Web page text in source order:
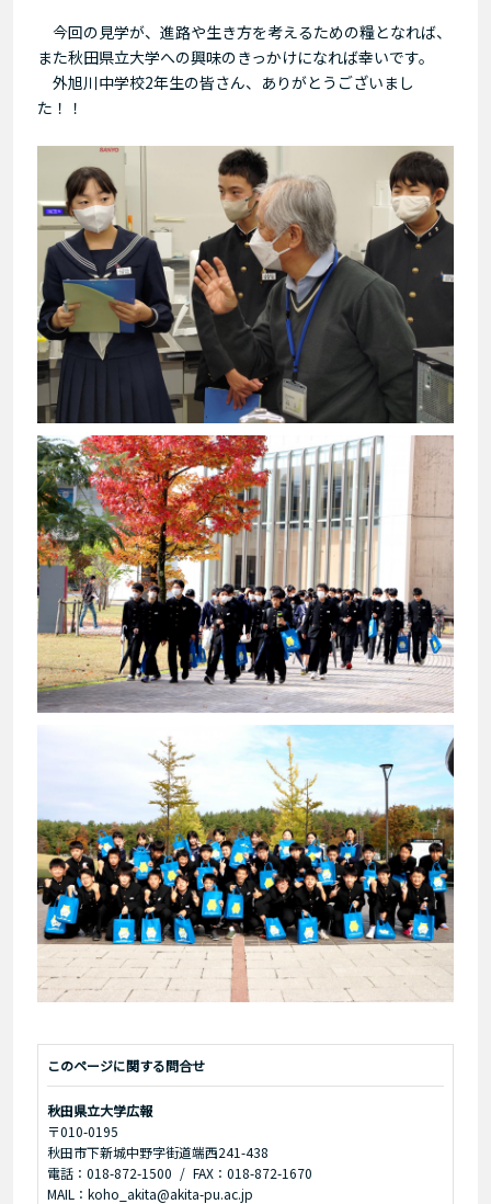
今回の見学が、進路や生き方を考えるための糧となれば、
また秋田県立大学への興味のきっかけになれば幸いです。
外旭川中学校2年生の皆さん、ありがとうございまし
た！！
このページに関する問合せ
秋田県立大学広報
〒010-0195
秋田市下新城中野字街道端西241-438
電話：018-872-1500
FAX：018-872-1670
MAIL：koho_akita@akita-pu.ac.jp